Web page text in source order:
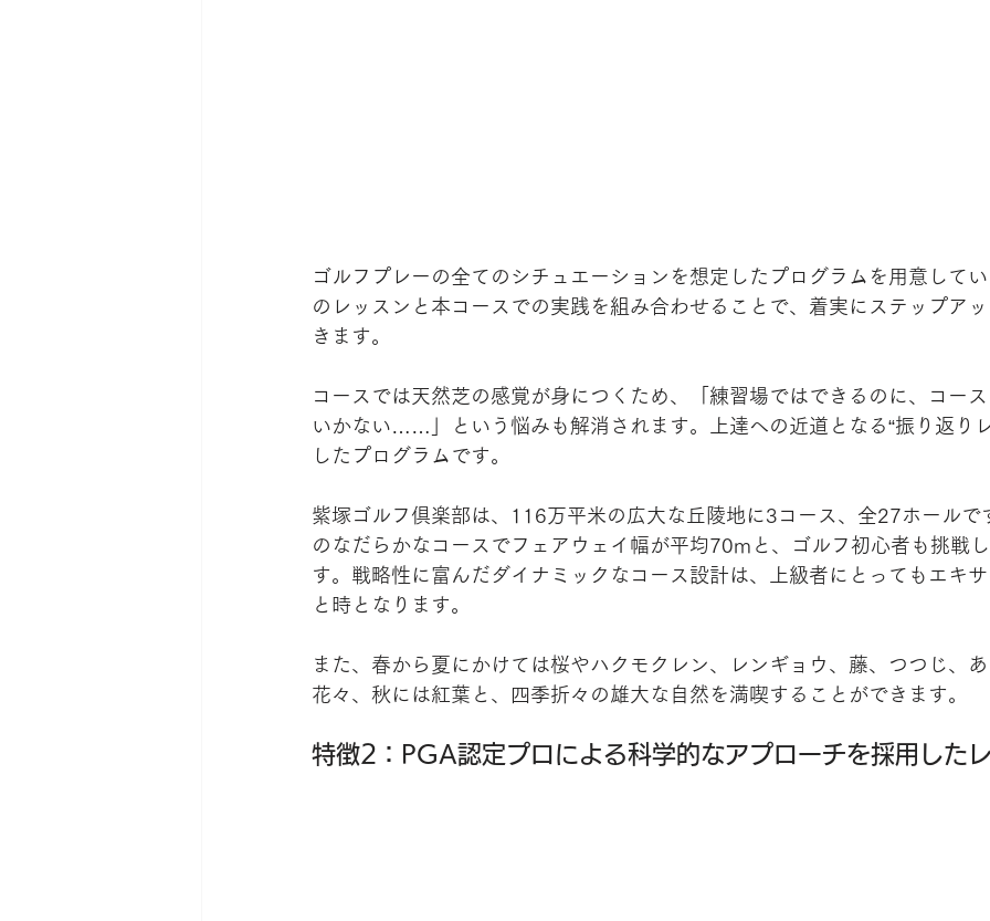
ゴルフプレーの全てのシチュエーションを想定したプログラムを用意して
のレッスンと本コースでの実践を組み合わせることで、着実にステップア
きます。
コースでは天然芝の感覚が身につくため、「練習場ではできるのに、コース
いかない……」という悩みも解消されます。上達への近道となる“振り返り
したプログラムです。
紫塚ゴルフ倶楽部は、116万平米の広大な丘陵地に3コース、全27ホールで
のなだらかなコースでフェアウェイ幅が平均70mと、ゴルフ初心者も挑戦
す。戦略性に富んだダイナミックなコース設計は、上級者にとってもエキ
と時となります。
また、春から夏にかけては桜やハクモクレン、レンギョウ、藤、つつじ、
花々、秋には紅葉と、四季折々の雄大な自然を満喫することができます。
特徴2：PGA認定プロによる科学的なアプローチを採用した